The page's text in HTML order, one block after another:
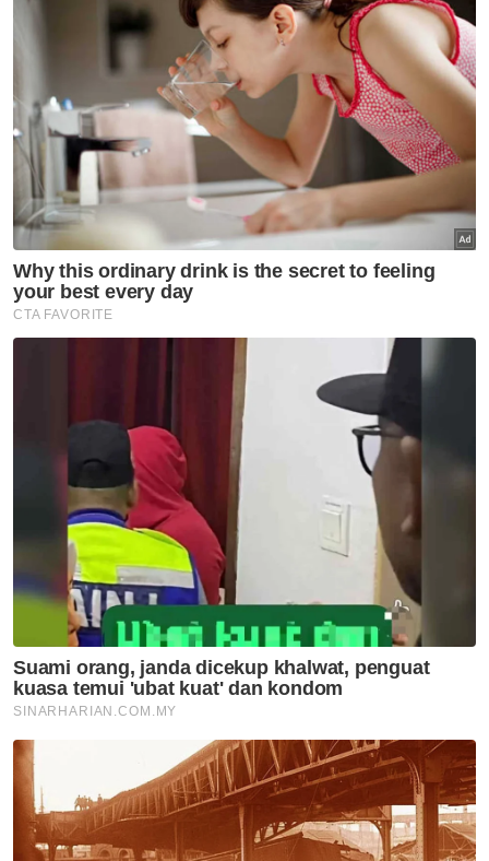
Setuju Pinda
RUU
Peranan Parlimen
Pendakwa Raya
Artikel Disyorkan
Nasional
ITE Singapura terbuka
kerjasama dengan ADTEC JTM
Ke arah Tabung Haji kekal
cemerlang
Nasional
RCI Tabung Haji: JPM Hal Ehwal
Agama junjung titah Agong
demi integriti